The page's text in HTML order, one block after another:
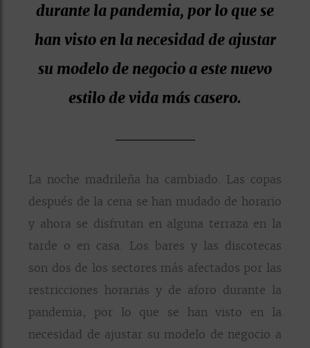
durante la pandemia, por lo que se
han visto en la necesidad de ajustar
su modelo de negocio a este nuevo
estilo de vida más casero.
La noche madrileña ha cambiado. Las copas
después de la cena se han mudado de horario
y ahora se disfrutan en alguna terraza en la
tarde o en casa. Los bares y las discotecas
son dos de los sectores más afectados por las
restricciones horarias y de aforo durante la
pandemia, por lo que se han visto en la
necesidad de ajustar su modelo de negocio a